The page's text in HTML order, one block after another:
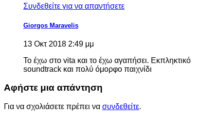
Συνδεθείτε για να απαντήσετε
Giorgos Maravelis
13 Οκτ 2018 2:49 μμ
To έχω στο vita και το έχω αγαπήσει. Εκπληκτικό
soundtrack και πολύ όμορφο παιχνίδι
Αφήστε μια απάντηση
Για να σχολιάσετε πρέπει να συνδεθείτε.